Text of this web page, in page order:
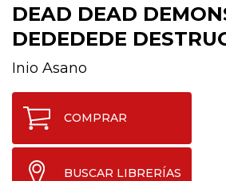
DEAD DEAD
DEDEDEDE
Inio Asano
COMPRAR
BUSCAR LIBRERÍAS